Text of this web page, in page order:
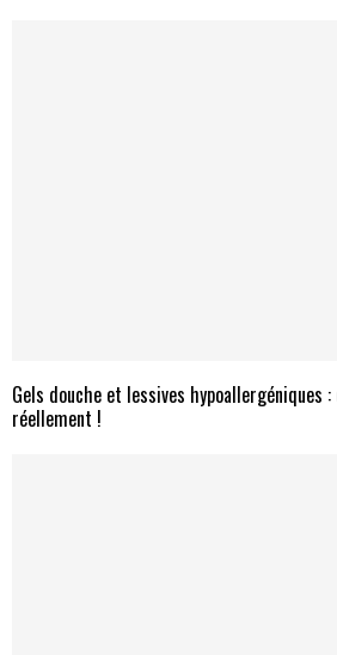
Gels douche et lessives hypoallergéniques
réellement !